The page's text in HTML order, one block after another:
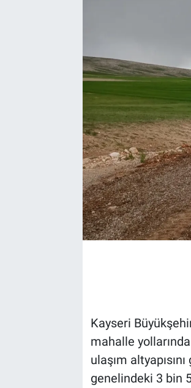
Kayseri
mahalle
ulaşım
genelindeki 3 bin